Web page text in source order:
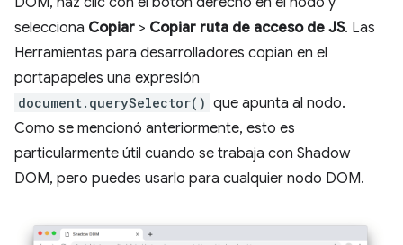
selecciona Copiar > Copiar ruta de acceso de JS. Las
Herramientas para desarrolladores copian en el
portapapeles una expresión
document.querySelector() que apunta al nodo.
Como se mencionó anteriormente, esto es
particularmente útil cuando se trabaja con Shadow
DOM, pero puedes usarlo para cualquier nodo DOM.